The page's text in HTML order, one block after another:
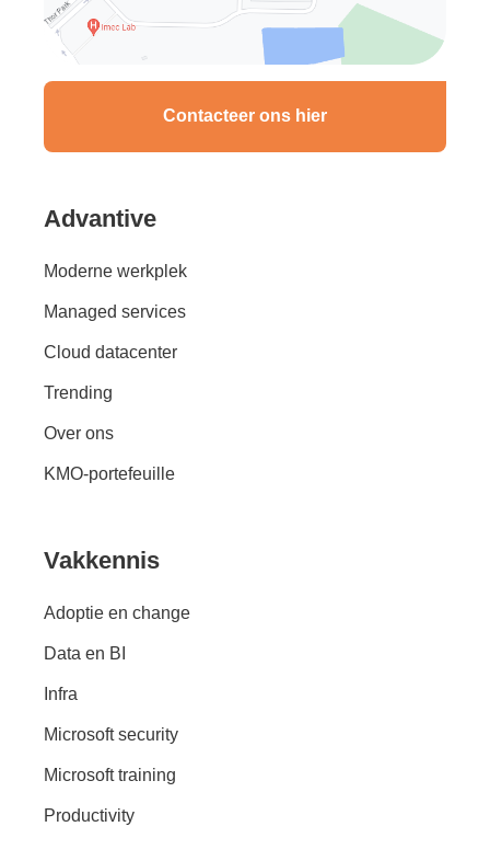
Contacteer ons hier
Advantive
Moderne werkplek
Managed services
Cloud datacenter
Trending
Over ons
KMO-portefeuille
Vakkennis
Adoptie en change
Data en BI
Infra
Microsoft security
Microsoft training
Productivity